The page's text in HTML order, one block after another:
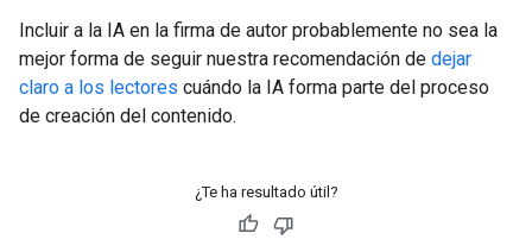
Incluir a la IA en la firma de autor probablemente no sea la
mejor forma de seguir nuestra recomendación de dejar
claro a los lectores cuándo la IA forma parte del proceso
de creación del contenido.
¿Te ha resultado útil?